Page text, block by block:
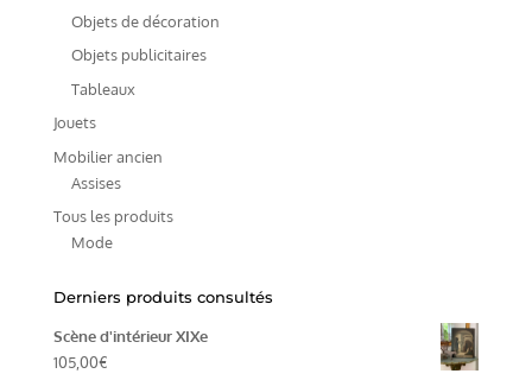
Objets de décoration
Objets publicitaires
Tableaux
Jouets
Mobilier ancien
Assises
Tous les produits
Mode
Derniers produits consultés
Scène d'intérieur XIXe
105,00€